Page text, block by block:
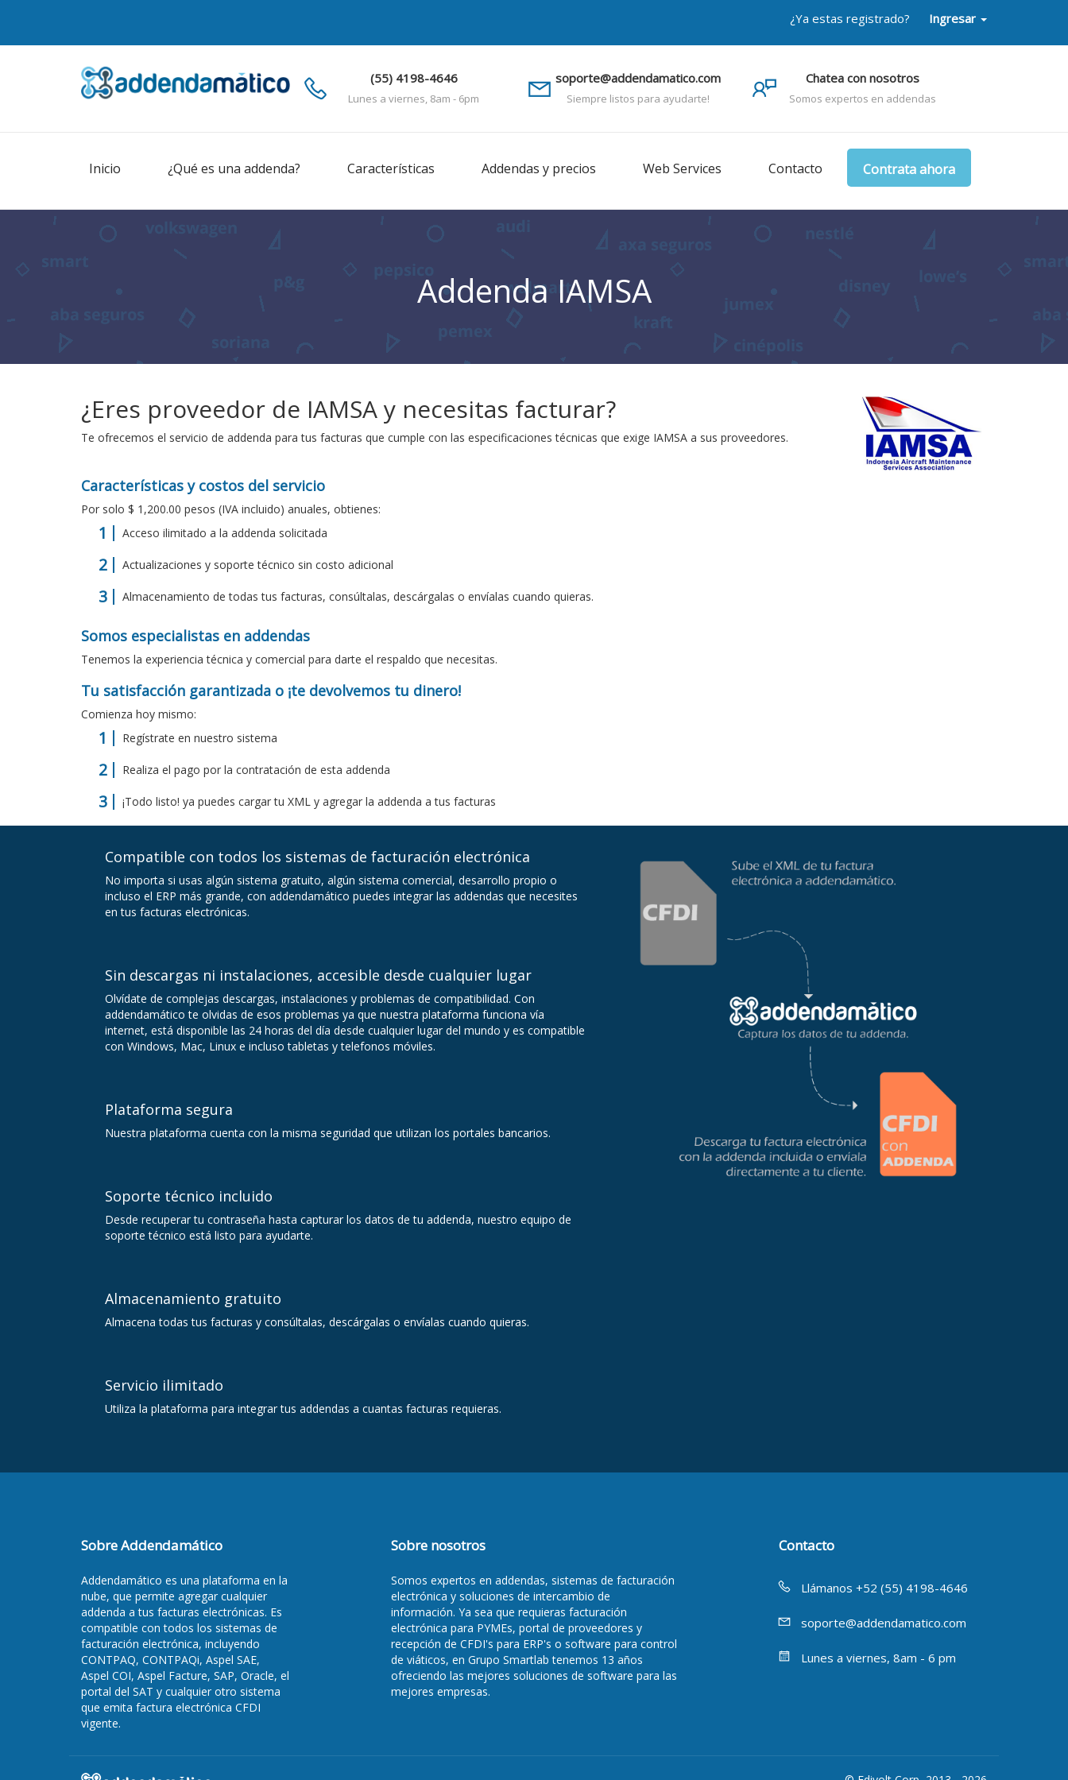
¿Ya estas registrado? Ingresar
Chatea con nosotros
Somos expertos en addendas
soporte@addendamatico.com
Siempre listos para ayudarte!
(55) 4198-4646
Lunes a viernes, 8am - 6pm
Inicio ¿Qué es una addenda? Características Addendas y precios Web Services Contacto Contrata ahora
Addenda IAMSA
¿Eres proveedor de IAMSA y necesitas facturar?
Te ofrecemos el servicio de addenda para tus facturas que cumple con las especificaciones técnicas que exige IAMSA a sus proveedores.
Características y costos del servicio
Por solo $ 1,200.00 pesos (IVA incluido) anuales, obtienes:
Acceso ilimitado a la addenda solicitada
Actualizaciones y soporte técnico sin costo adicional
Almacenamiento de todas tus facturas, consúltalas, descárgalas o envíalas cuando quieras.
Somos especialistas en addendas
Tenemos la experiencia técnica y comercial para darte el respaldo que necesitas.
Tu satisfacción garantizada o ¡te devolvemos tu dinero!
Comienza hoy mismo:
Regístrate en nuestro sistema
Realiza el pago por la contratación de esta addenda
¡Todo listo! ya puedes cargar tu XML y agregar la addenda a tus facturas
Compatible con todos los sistemas de facturación electrónica
No importa si usas algún sistema gratuito, algún sistema comercial, desarrollo propio o
incluso el ERP más grande, con addendamático puedes integrar las addendas que necesites
en tus facturas electrónicas.
Sin descargas ni instalaciones, accesible desde cualquier lugar
Olvídate de complejas descargas, instalaciones y problemas de compatibilidad. Con
addendamático te olvidas de esos problemas ya que nuestra plataforma funciona vía
internet, está disponible las 24 horas del día desde cualquier lugar del mundo y es compatible
con Windows, Mac, Linux e incluso tabletas y telefonos móviles.
Plataforma segura
Nuestra plataforma cuenta con la misma seguridad que utilizan los portales bancarios.
Soporte técnico incluido
Desde recuperar tu contraseña hasta capturar los datos de tu addenda, nuestro equipo de
soporte técnico está listo para ayudarte.
Almacenamiento gratuito
Almacena todas tus facturas y consúltalas, descárgalas o envíalas cuando quieras.
Servicio ilimitado
Utiliza la plataforma para integrar tus addendas a cuantas facturas requieras.
Sobre Addendamático
Addendamático es una plataforma en la
nube, que permite agregar cualquier
addenda a tus facturas electrónicas. Es
compatible con todos los sistemas de
facturación electrónica, incluyendo
CONTPAQ, CONTPAQi, Aspel SAE,
Aspel COI, Aspel Facture, SAP, Oracle, el
portal del SAT y cualquier otro sistema
que emita factura electrónica CFDI
vigente.
Sobre nosotros
Somos expertos en addendas, sistemas de facturación
electrónica y soluciones de intercambio de
información. Ya sea que requieras facturación
electrónica para PYMEs, portal de proveedores y
recepción de CFDI's para ERP's o software para control
de viáticos, en Grupo Smartlab tenemos 13 años
ofreciendo las mejores soluciones de software para las
mejores empresas.
Contacto
Llámanos +52 (55) 4198-4646
soporte@addendamatico.com
Lunes a viernes, 8am - 6 pm